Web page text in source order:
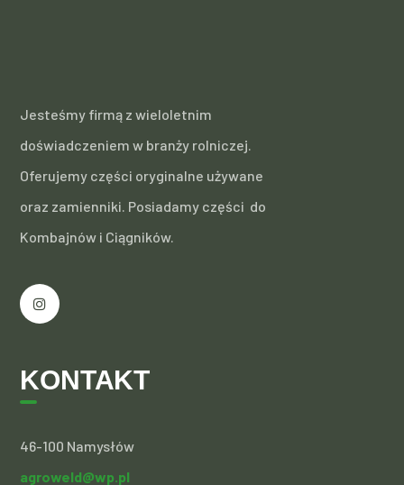
Jesteśmy firmą z wieloletnim
doświadczeniem w branży rolniczej.
Oferujemy części oryginalne używane
oraz zamienniki. Posiadamy części do
Kombajnów i Ciągników.
KONTAKT
46-100 Namysłów
agroweld@wp.pl